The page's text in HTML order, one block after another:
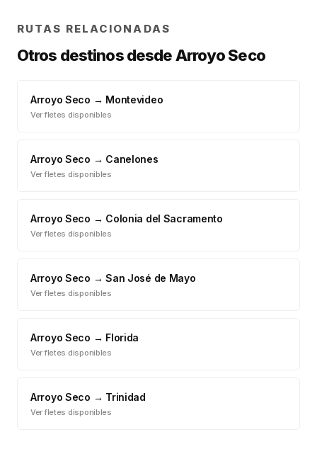
RUTAS RELACIONADAS
Otros destinos desdeArroyo Seco
Arroyo Seco → Montevideo
Ver fletes disponibles
Arroyo Seco → Canelones
Ver fletes disponibles
Arroyo Seco → Colonia del Sacramento
Ver fletes disponibles
Arroyo Seco →San José de Mayo
Ver fletes disponibles
Arroyo Seco → Florida
Ver fletes disponibles
Arroyo Seco → Trinidad
Ver fletes disponibles